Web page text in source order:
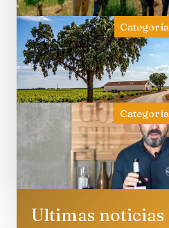
Categoría
Categoría
Ultimas noticias